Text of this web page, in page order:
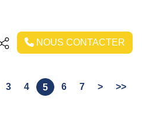
NOUS CONTACTER
3 4 5 6 7 > >>